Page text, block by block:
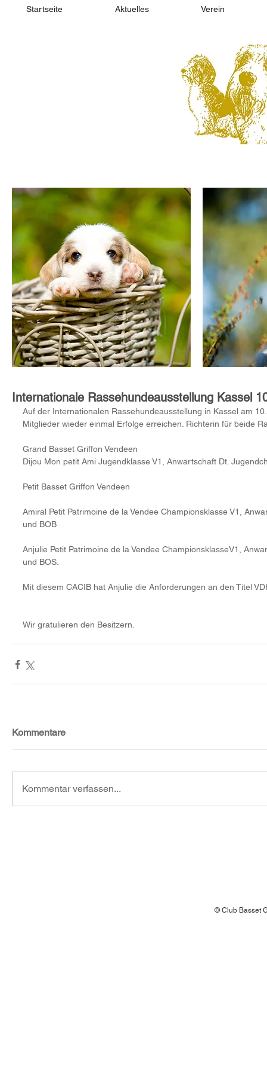
Startseite Aktuelles Verein
Internationale Rassehundeausstellung Kassel
Auf der Internationalen Rassehundeausstellung in Kassel am
Mitglieder wieder einmal Erfolge erreichen. Richterin für beide
Grand Basset Griffon Vendeen
Dijou Mon petit Ami Jugendklasse V1, Anwartschaft Dt.
Petit Basset Griffon Vendeen
Amiral Petit Patrimoine de la Vendee Championsklasse V1,
und BOB
Anjulie Petit Patrimoine de la Vendee ChampionsklasseV1,
und BOS.
Mit diesem CACIB hat Anjulie die Anforderungen an den Titel
Wir gratulieren den Besitzern.
Kommentare
Kommentar verfassen...
© Club Basset